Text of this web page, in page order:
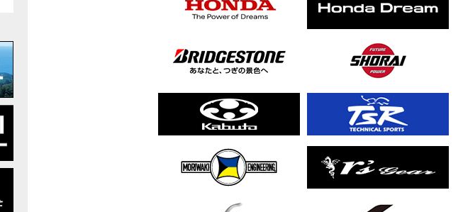
グ！梅本まどかさん、MIISAさんと一日笑った【ポケふた】Honda
三重県ツーリング満喫しました！ポケふた探し第1弾【モトブログ】
！！
トに参戦したのだが・・
レビュー【モトブログ】Honda CB
因が判明し、修理代が膨れ上がった結果
が。レッカーされる事態になりました…
が20台でツーリングしました｜Honda ADV160